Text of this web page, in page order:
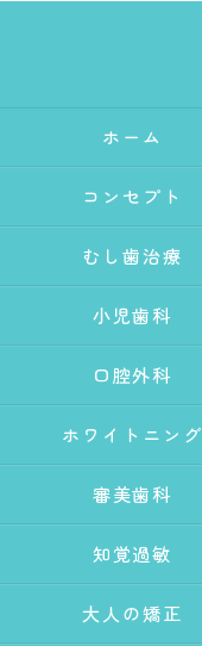
ホーム
コンセプト
むし歯治療
小児歯科
口腔外科
ホワイトニング
審美歯科
知覚過敏
大人の矯正